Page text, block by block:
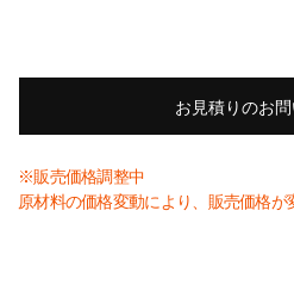
お見積りのお
※販売価格調整中
原材料の価格変動により、販売価格が